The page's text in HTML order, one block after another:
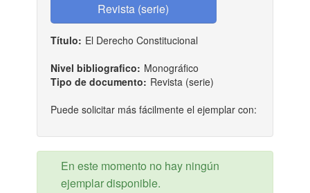
Título: El Derecho Constitucional
Nivel bibliografico: Monográfico
Tipo de documento: Revista (serie)
Puede solicitar más fácilmente el ejemplar con:
En este momento no hay ningún
ejemplar disponible.